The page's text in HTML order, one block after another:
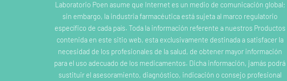
Laboratorio Poen asume que Internet es un medio de comunicación global;
sin embargo, la industria farmacéutica está sujeta al marco regulatorio
específico de cada país. Toda la información referente a nuestros Productos
contenida en este sitio web, esta exclusivamente destinada a satisfacer la
necesidad de los profesionales de la salud, de obtener mayor información
para el uso adecuado de los medicamentos. Dicha información, jamás podrá
sustituir el asesoramiento, diagnóstico, indicación o consejo profesional